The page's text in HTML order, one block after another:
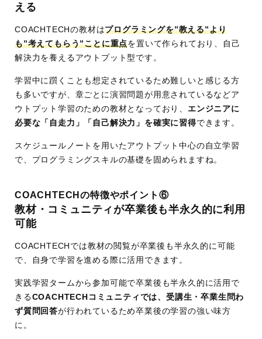
える
COACHTECHの教材はプログラミングを”教える”より
も”考えてもらう”ことに重点を置いて作られており、自己
解決力を養えるアウトプット型です。
学習中に躓くことも想定されているため難しいと感じる方
も多いですが、章ごとに演習問題が用意されているなどア
ウトプット学習のための教材となっており、 エンジニアに
必要な「自走力」「自己解決力」を確実に習得できます。
スケジュールノートを用いたアウトプット中心の自立学習
で、プログラミングスキルの基礎を固められますね。
COACHTECHの特徴やポイント⑥
教材・コミュニティが卒業後も半永久的に利用
可能
COACHTECHでは教材の閲覧が卒業後も半永久的に可能
で、自身で学習を進める際に活用できます。
実践学習タームから参加可能で卒業後も半永久的に活用で
きるCOACHTECHコミュニティでは、受講生・卒業生問わ
ず質問回答が行われているため卒業後の学習の強い味方
に。